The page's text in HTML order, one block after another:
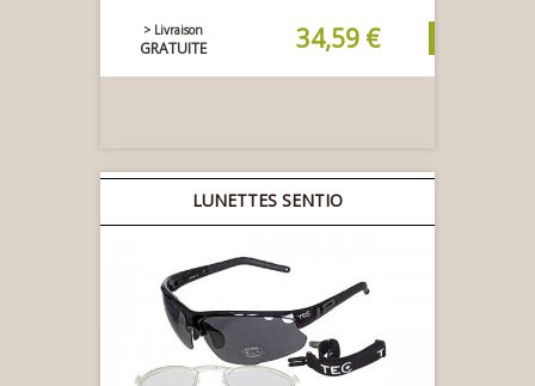
> Livraison
GRATUITE 34,59 €
LUNETTES SENTIO